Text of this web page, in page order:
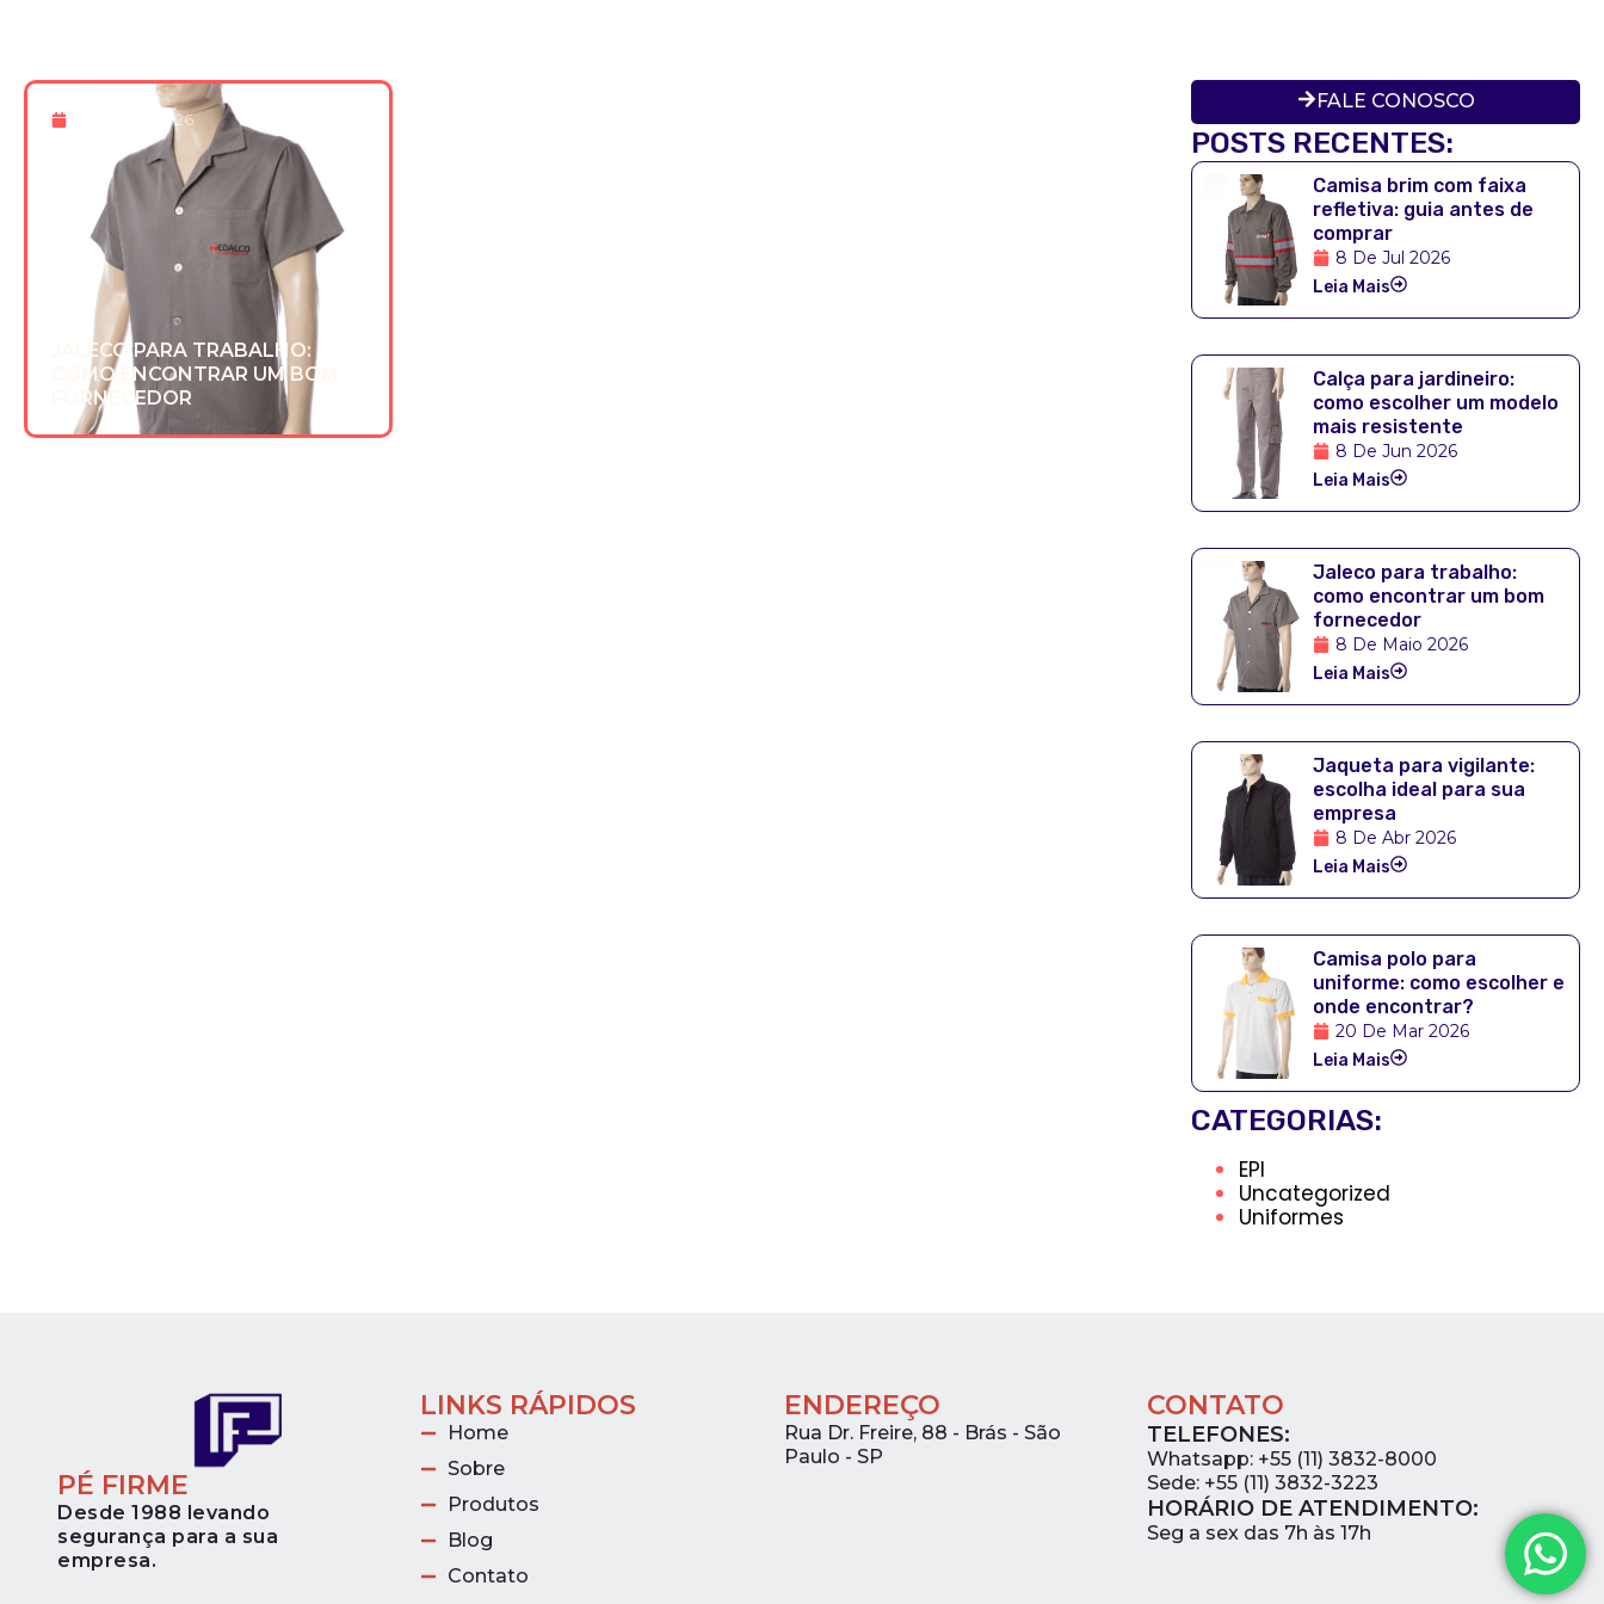
8 De Maio 2026
JALECO PARA TRABALHO:
COMO ENCONTRAR UM BOM
FORNECEDOR
FALE CONOSCO
POSTS RECENTES:
Camisa brim com faixa
refletiva: guia antes de
comprar
8 De Jul 2026
Leia Mais
Calça para jardineiro:
como escolher um modelo
mais resistente
8 De Jun 2026
Leia Mais
Jaleco para trabalho:
como encontrar um bom
fornecedor
8 De Maio 2026
Leia Mais
Jaqueta para vigilante:
escolha ideal para sua
empresa
8 De Abr 2026
Leia Mais
Camisa polo para
uniforme: como escolher e
onde encontrar?
20 De Mar 2026
Leia Mais
CATEGORIAS:
EPI
Uncategorized
Uniformes
PÉ FIRME
Desde 1988 levando
segurança para a sua
empresa.
LINKS RÁPIDOS
Home
Sobre
Produtos
Blog
Contato
ENDEREÇO
Rua Dr. Freire, 88 - Brás - São
Paulo - SP
CONTATO
TELEFONES:
Whatsapp: +55 (11) 3832-8000
Sede: +55 (11) 3832-3223
HORÁRIO DE ATENDIMENTO:
Seg a sex das 7h às 17h 0